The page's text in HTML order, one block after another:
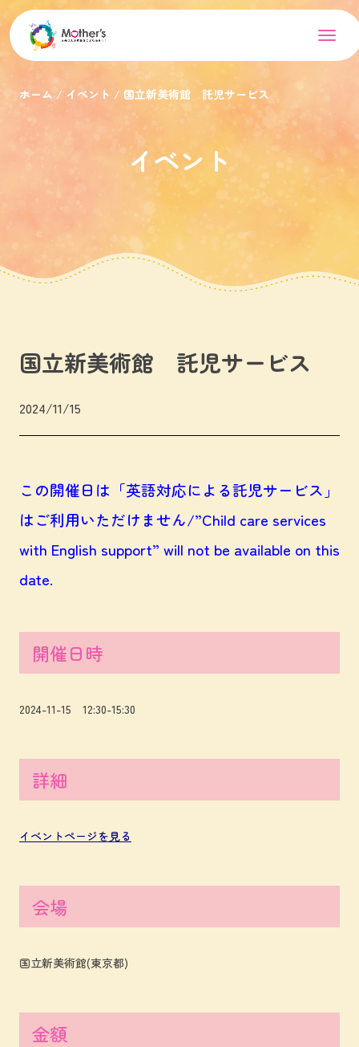
ホーム イベント 国立新美術館 託児サービス
イベント
国立新美術館 託児サービス
2024/11/15
この開催日は「英語対応による託児サービス」
はご利用いただけません/”Child care services
with English support” will not be available on this
date.
開催日時
2024-11-15 12:30-15:30
詳細
イベントページを見る
会場
国立新美術館(東京都)
金額